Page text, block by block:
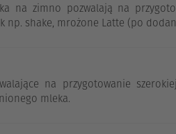
na zimno pozwalają na
np. shake, mrożone Latte (po
na przygotowanie
mleka.